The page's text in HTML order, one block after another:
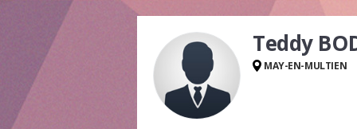
Teddy
MAY-EN-MULTIEN